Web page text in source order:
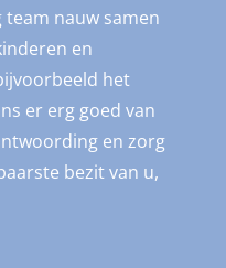
nauw samen
en
het
er erg goed van
en zorg
bezit van u,